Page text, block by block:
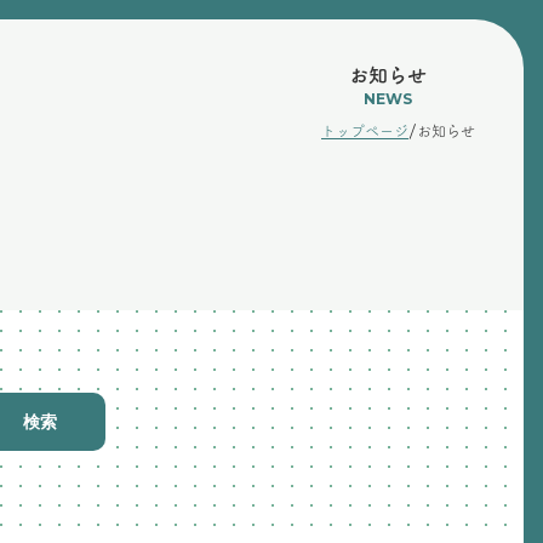
お知らせ
NEWS
トップページ/ お知らせ
検索